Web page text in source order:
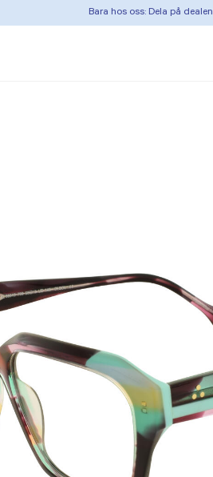
Bara hos oss: Dela på